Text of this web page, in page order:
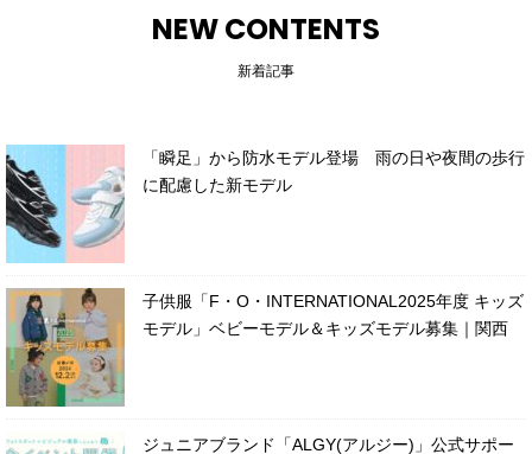
NEW CONTENTS
新着記事
「瞬足」から防水モデル登場 雨の日や夜間の歩行
に配慮した新モデル
子供服「F・O・INTERNATIONAL2025年度 キッズ
モデル」ベビーモデル＆キッズモデル募集｜関西
ジュニアブランド「ALGY(アルジー)」公式サポー